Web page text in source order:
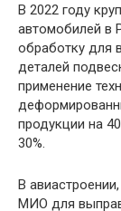
В 2022 году
автомобилей в
обработку для
деталей
применение
продукции на
30%.
В
МИО для